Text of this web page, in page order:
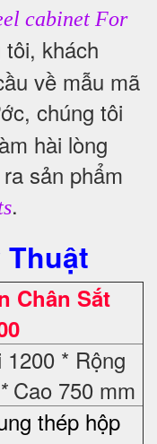
cabinet For
khách
về mẫu mã
chúng tôi
hài lòng
sản phẩm
.
Thuật
Chân Sắt
1200 * Rộng
*Cao 750 mm
thép hộp